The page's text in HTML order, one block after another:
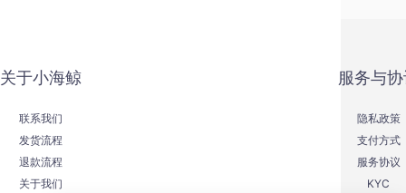
关于小海鲸
联系我们
发货流程
退款流程
关于我们
服务与
隐私政策
支付方式
服务协议
KYC